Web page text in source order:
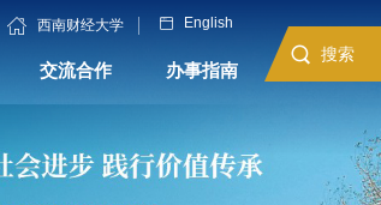
西南财经大学 English
交流合作 办事指南
搜索